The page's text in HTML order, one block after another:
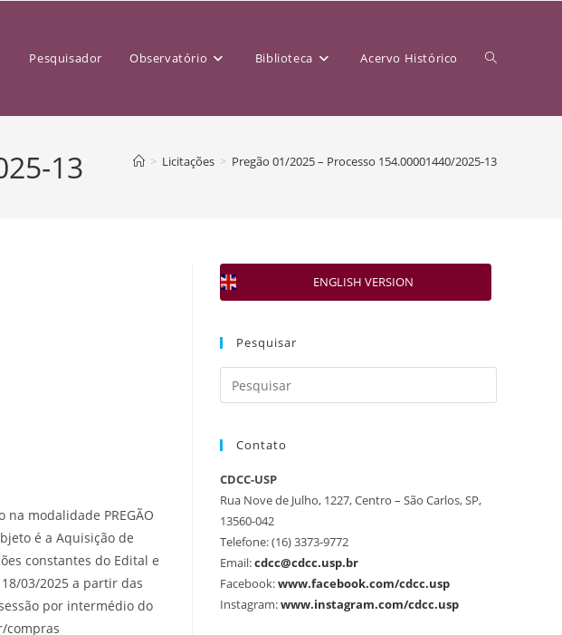
Pesquisador Observatório Biblioteca Acervo Histórico
13 > Licitações > Pregão 01/2025 – Processo 154.00001440/2025-13
modalidade PREGÃO
é a Aquisição de
constantes do Edital e
03/2025 a partir das
por intermédio do
compras
ENGLISH VERSION
Pesquisar
Contato
CDCC-USP
Rua Nove de Julho, 1227, Centro – São Carlos, SP,
13560-042
Telefone: (16) 3373-9772
Email:cdcc@cdcc.usp.br
Facebook:www.facebook.com/cdcc.usp
Instagram:www.instagram.com/cdcc.usp